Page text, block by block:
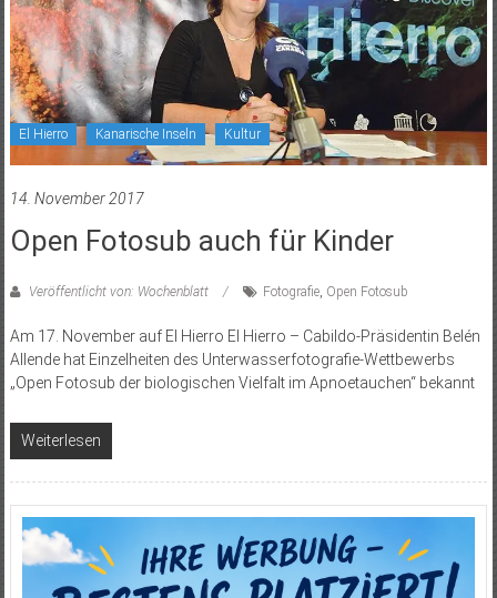
El Hierro Kanarische Inseln Kultur
14. November 2017
Open Fotosub auch für Kinder
Veröffentlicht von: Wochenblatt Fotografie, Open Fotosub
Am 17. November auf El Hierro El Hierro – Cabildo-Präsidentin Belén
Allende hat Einzelheiten des Unterwasserfotografie-Wettbewerbs
„Open Fotosub der biologischen Vielfalt im Apnoetauchen“ bekannt
Weiterlesen